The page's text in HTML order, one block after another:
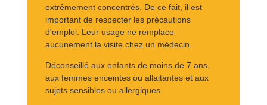
extrêmement concentrés. De ce fait, il est
important de respecter les précautions
d'emploi. Leur usage ne remplace
aucunement la visite chez un médecin.
Déconseillé aux enfants de moins de 7 ans,
aux femmes enceintes ou allaitantes et aux
sujets sensibles ou allergiques.